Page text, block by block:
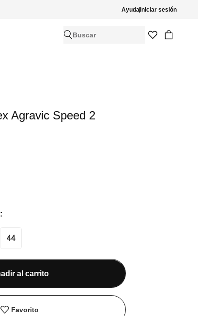
AyudaIniciar sesión
Buscar
Agravic Speed ​​2
44
al carrito
Favorito